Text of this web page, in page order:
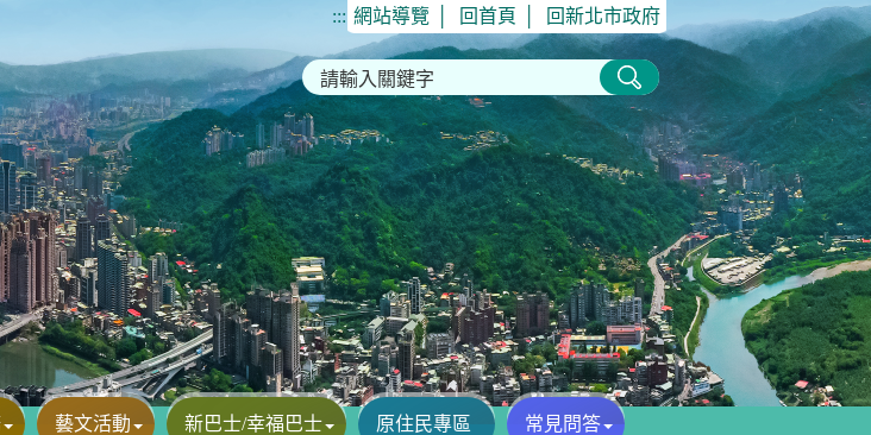
::: 網站導覽 回首頁 回新北市政府
藝文活動 新巴士/幸福巴士 原住民專區 常見問答